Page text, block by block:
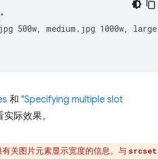
500w, medium.jpg 1000w,
和 "Specifying multiple slot
际效果。
关图片元素显示宽度的信息。与 srcset